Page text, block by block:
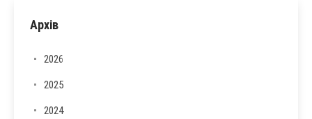
Архів
2026
2025
2024